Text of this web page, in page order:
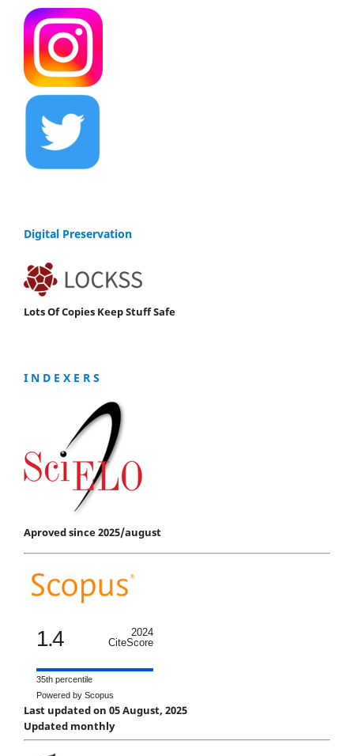
Digital Preservation
Lots Of Copies Keep Stuff Safe
I N D E X E R S
Aproved since 2025/august
1.4
2024
CiteScore
35th percentile
Powered by Scopus
Last updated on 05 August, 2025
Updated monthly